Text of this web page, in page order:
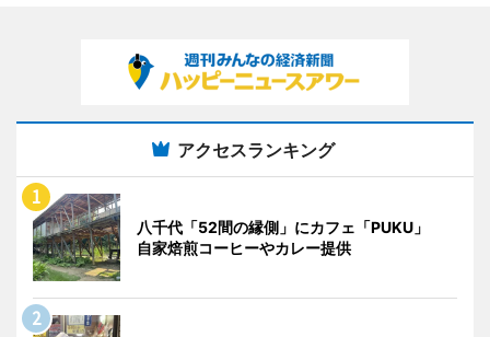
アクセスランキング
八千代「52間の縁側」にカフェ「PUKU」
自家焙煎コーヒーやカレー提供